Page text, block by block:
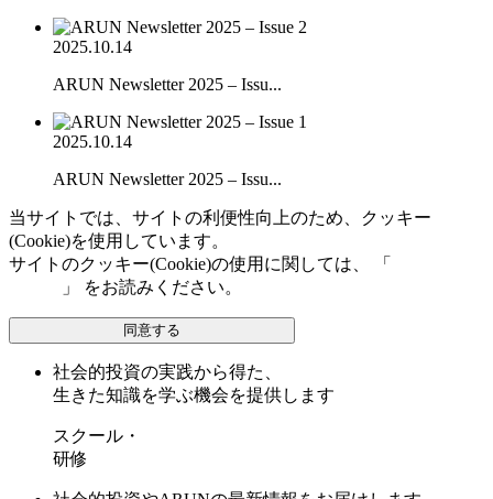
2025.10.14
ARUN Newsletter 2025 – Issu...
2025.10.14
ARUN Newsletter 2025 – Issu...
当サイトでは、サイトの利便性向上のため、クッキー
(Cookie)を使用しています。
サイトのクッキー(Cookie)の使用に関しては、 「
」 をお読みください。
同意する
社会的投資の実践から得た、
生きた知識を学ぶ機会を提供します
スクール・
研修